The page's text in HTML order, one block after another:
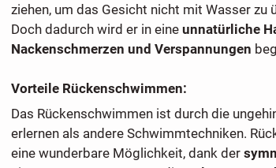
ziehen, um das Gesicht nicht mit Wasser zu
Doch dadurch wird er in eine unnatürliche
Nackenschmerzen und Verspannungen
Vorteile Rückenschwimmen:
Das Rückenschwimmen ist durch die
erlernen als andere Schwimmtechniken.
eine wunderbare Möglichkeit, dank der